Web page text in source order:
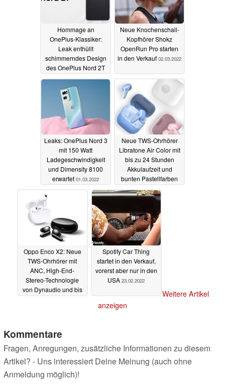
Hommage an
OnePlus-Klassiker:
Leak enthüllt
schimmerndes Design
des OnePlus Nord 2T
Kameramodul
Neue Knochenschall-
Kopfhörer Shokz
OpenRun Pro starten
in den Verkauf 02.03.2022
Leaks: OnePlus Nord 3
mit 150 Watt
Ladegeschwindigkeit
und Dimensity 8100
erwartet 01.03.2022
Neue TWS-Ohrhörer
Libratone Air Color mit
bis zu 24 Stunden
Akkulaufzeit und
bunten Pastellfarben
26.02.2022
Oppo Enco X2: Neue
TWS-Ohrhörer mit
ANC, High-End-
Stereo-Technologie
von Dynaudio und bis
Spotify Car Thing
startet in den Verkauf,
vorerst aber nur in den
USA 23.02.2022
Weitere Artikel
anzeigen
Kommentare
Fragen, Anregungen, zusätzliche Informationen zu diesem
Artikel? - Uns interessiert Deine Meinung (auch ohne
Anmeldung möglich)!